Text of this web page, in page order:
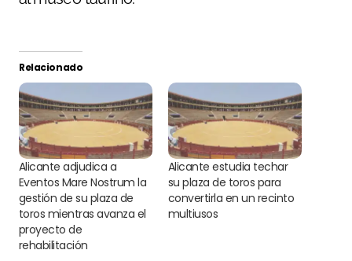
Relacionado
Alicante adjudica a
Eventos Mare Nostrum la
gestión de su plaza de
toros mientras avanza el
proyecto de
rehabilitación
Alicante estudia techar
su plaza de toros para
convertirla en un recinto
multiusos